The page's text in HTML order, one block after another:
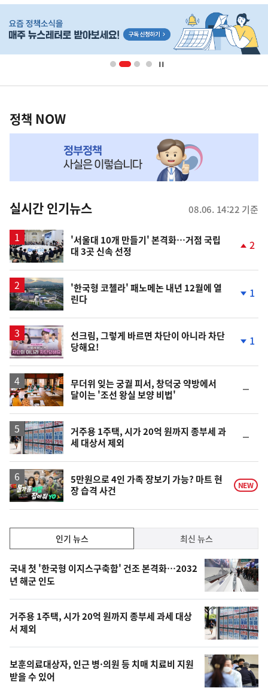
단
영
책
NOW,
뉴
스
정책 NOW
실시간 인기뉴스 08.06. 14:22 기준
'서울대 10개 만들기' 본격화…거점 국립
대 3곳 신속 선정
2
'한국형 코첼라' 패노메논 내년 12월에 열
린다
1
영
상
선크림, 그렇게 바르면 차단이 아니라 차단
당해요!
1
무더위 잊는 궁궐 피서, 창덕궁 약방에서
달이는 '조선 왕실 보양 비법'
일
거주용 1주택, 시가 20억 원까지 종부세 과
세 대상서 제외
일
영
상
5만원으로 4인 가족 장보기 가능? 마트 현
장 습격 사건
NEW
기,
최
신,
오
늘
의
영
상
인기 뉴스 최신 뉴스
기
뉴
스
국내 첫 '한국형 이지스구축함' 건조 본격화…2032
년 해군 인도
거주용 1주택, 시가 20억 원까지 종부세 과세 대상
서 제외
보훈의료대상자, 인근 병·의원 등 치매 치료비 지원
받을 수 있어